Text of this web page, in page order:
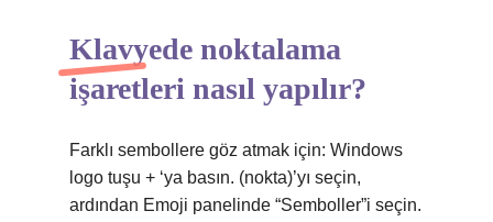
Klavyede noktalama
işaretleri nasıl yapılır?
Farklı sembollere göz atmak için: Windows
logo tuşu + ‘ya basın. (nokta)’yı seçin,
ardından Emoji panelinde “Semboller”i seçin.